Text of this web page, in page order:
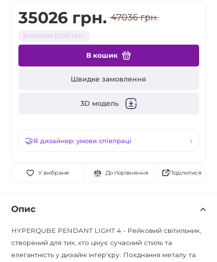
35026 грн. 47036 грн.
Економія 12010 грн.
В кошик
Швидке замовлення
3D модель
Я дизайнер: умови співпраці
У вибране До порівняння Поділитися
Опис
HYPERQUBE PENDANT LIGHT 4 - Рейковий світильник,
створений для тих, хто цінує сучасний стиль та
елегантність у дизайні інтер'єру. Поєднання металу та